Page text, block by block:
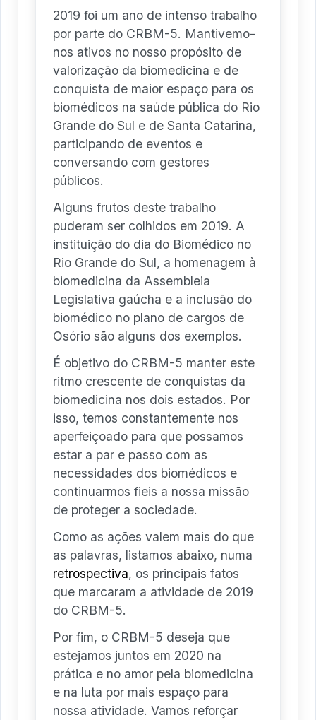
2019 foi um ano de intenso trabalho
por parte do CRBM-5. Mantivemo-
nos ativos no nosso propósito de
valorização da biomedicina e de
conquista de maior espaço para os
biomédicos na saúde pública do Rio
Grande do Sul e de Santa Catarina,
participando de eventos e
conversando com gestores
públicos.
Alguns frutos deste trabalho
puderam ser colhidos em 2019. A
instituição do dia do Biomédico no
Rio Grande do Sul, a homenagem à
biomedicina da Assembleia
Legislativa gaúcha e a inclusão do
biomédico no plano de cargos de
Osório são alguns dos exemplos.
É objetivo do CRBM-5 manter este
ritmo crescente de conquistas da
biomedicina nos dois estados. Por
isso, temos constantemente nos
aperfeiçoado para que possamos
estar a par e passo com as
necessidades dos biomédicos e
continuarmos fieis a nossa missão
de proteger a sociedade.
Como as ações valem mais do que
as palavras, listamos abaixo, numa
retrospectiva, os principais fatos
que marcaram a atividade de 2019
do CRBM-5.
Por fim, o CRBM-5 deseja que
estejamos juntos em 2020 na
prática e no amor pela biomedicina
e na luta por mais espaço para
nossa atividade. Vamos reforçar